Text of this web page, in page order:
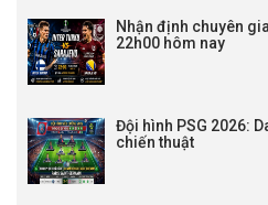
Nhận định chuyên
22h00 hôm nay
Đội hình PSG 2026:
chiến thuật